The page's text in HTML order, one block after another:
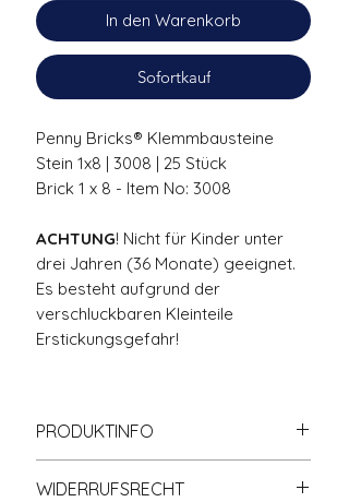
In den Warenkorb
Sofortkauf
Penny Bricks® Klemmbausteine
Stein 1x8 | 3008 | 25 Stück
Brick 1 x 8 - Item No: 3008
ACHTUNG! Nicht für Kinder unter
drei Jahren (36 Monate) geeignet.
Es besteht aufgrund der
verschluckbaren Kleinteile
Erstickungsgefahr!
PRODUKTINFO
anderen bekannten
WIDERRUFSRECHT